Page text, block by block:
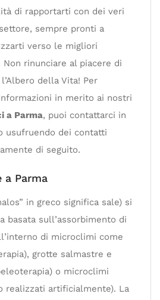
di rapportarti con dei veri
sempre pronti a
verso le migliori
rinunciare al piacere di
della Vita! Per
in merito ai nostri
a Parma, puoi contattarci in
usufruendo dei contatti
di seguito.
a Parma
in greco significa sale) si
basata sull’assorbimento di
di microclimi come
grotte salmastre e
o microclimi
realizzati artificialmente). La